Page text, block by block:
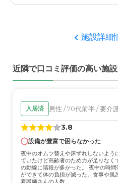
やすさも考慮されたフロアス
入居者一人ひとりに丁寧な治
ことのないスタッフの態度が
近隣環境や交通アクセスにつ
車での移動ですが、市内は渋
く見舞いに行きがてら観光や
件がとても気に入りました。
料金費用について
料金的には問題ないと思いま
施設詳細
近隣で口コミ評価の高い施設
入居済 男性 / 70代前半 / 要介
3.8
設備が豊富で困らなかった
夜中のオムツ替えや床ずれしないよう
ていたけど高齢者のため力が足りな
の動線に階段が多かった。 夜中の時
ができて体の負担が減った。食事や風
看護師さんの人数...